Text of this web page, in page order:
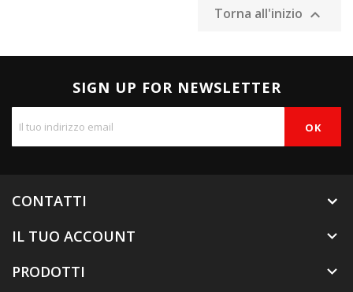
Torna all'inizio 
SIGN UP FOR NEWSLETTER
CONTATTI
IL TUO ACCOUNT

PRODOTTI 